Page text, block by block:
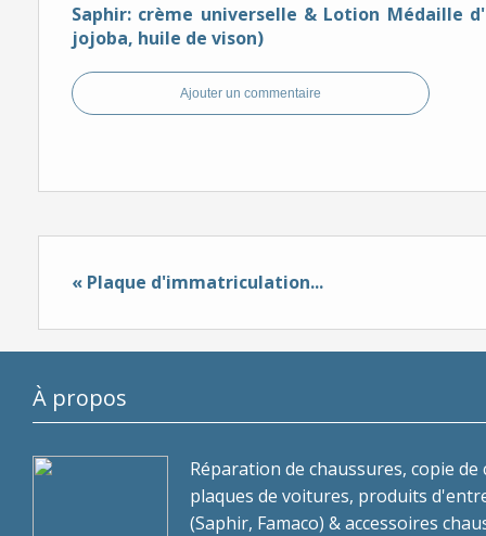
Saphir: crème universelle & Lotion Médaille
jojoba, huile de vison)
Ajouter un commentaire
« Plaque d'immatriculation...
À propos
Réparation de chaussures, copie de
plaques de voitures, produits
(Saphir, Famaco) & accessoires